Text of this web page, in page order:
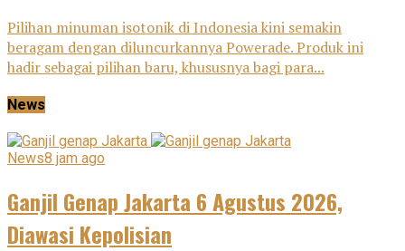
Pilihan minuman isotonik di Indonesia kini semakin
beragam dengan diluncurkannya Powerade. Produk ini
hadir sebagai pilihan baru, khususnya bagi para...
News
News8 jam ago
Ganjil Genap Jakarta 6 Agustus 2026,
Diawasi Kepolisian